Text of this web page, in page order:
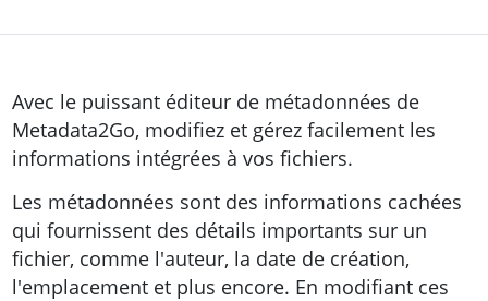
Avec le puissant éditeur de métadonnées de
Metadata2Go, modifiez et gérez facilement les
informations intégrées à vos fichiers.
Les métadonnées sont des informations cachées
qui fournissent des détails importants sur un
fichier, comme l'auteur, la date de création,
l'emplacement et plus encore. En modifiant ces